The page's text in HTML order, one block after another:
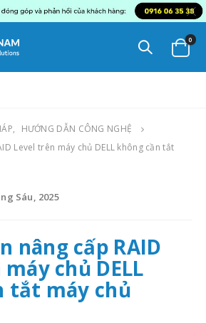
0
,
HƯỚNG DẪN CÔNG NGHỆ
Level trên máy chủ DELL không cần tắt
Sáu, 2025
nâng cấp RAID
chủ DELL
tắt máy chủ